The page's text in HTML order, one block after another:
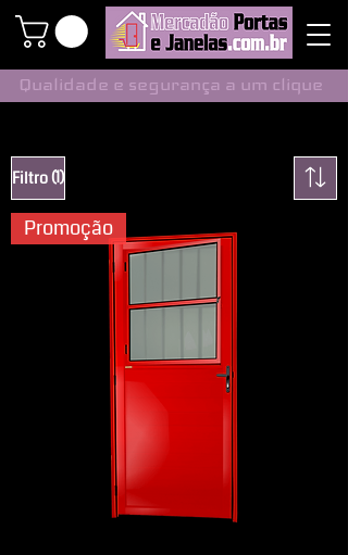
Qualidade e segurança a um clique
Filtro(1)
Promoção